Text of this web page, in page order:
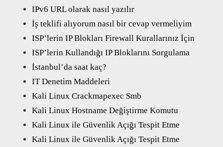
IPv6 URL olarak nasıl yazılır
İş teklifi alıyorum nasıl bir cevap vermeliyim
ISP’lerin IP Blokları Firewall Kurallarınız İçin
ISP’lerin Kullandığı IP Bloklarını Sorgulama
İstanbul’da saat kaç?
IT Denetim Maddeleri
Kali Linux Crackmapexec Smb
Kali Linux Hostname Değiştirme Komutu
Kali Linux ile Güvenlik Açığı Tespit Etme
Kali Linux ile Güvenlik Açığı Tespit Etme